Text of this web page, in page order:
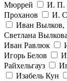
Мюррей
И. П.
Проханов
И.
Иван Вылков,
Светлана Вылкова
Иван Равлюк
Игорь Белов
Райхельгауз
Изабель Кун